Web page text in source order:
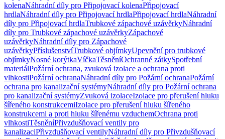
kolenaNáhradní díly pro Připojovací kolenaPřipojovací
hrdlaNáhradní díly pro Připojovací hrdlaPřipojovací hrdlaNáhradní
díly pro Připojovací hrdlaTrubkové zápachové uzávěrkyNáhradní
díly pro Trubkové zápachové uzávěrkyZápachové
uzávěrkyNáhradní díly pro Zápachové
uzávěrkyPříslušenstvíTrubkové objímkyUpevnění pro trubkové
objímkyNosné korýtkaVíčkaTěsněníOchranné zátkySpotřební
materiálPožární ochrana, zvuková izolace a ochrana proti
vlhkostiPožární ochranaNáhradní díly pro Požární ochranaPožární
ochrana pro kanalizační systémyNáhradní díly pro Požární ochrana
pro kanalizační systémyZvuková izolaceIzolace pro přerušení hluku
šířeného konstrukcemiIzolace pro přerušení hluku šířeného
konstrukcemi a proti hluku šířenému vzduchemOchrana proti
vlhkostiTěsněníPřivzdušňovací ventily pro
kanalizaciPřivzdušňovací ventilyNáhradní díly pro Přivzdušňovací